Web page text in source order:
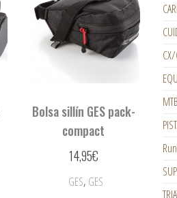
Bolsa sillín GES pack-
compact
14,95€
GES, GES
MTB